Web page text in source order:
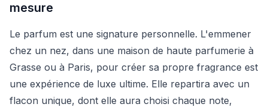
mesure
Le parfum est une signature personnelle. L'emmener
chez un nez, dans une maison de haute parfumerie à
Grasse ou à Paris, pour créer sa propre fragrance est
une expérience de luxe ultime. Elle repartira avec un
flacon unique, dont elle aura choisi chaque note,